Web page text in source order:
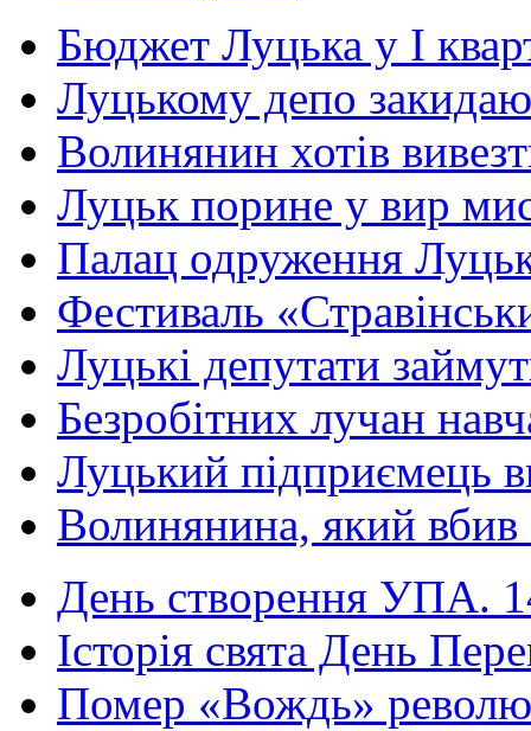
Бюджет Луцька у І
Луцькому депо
Волинянин хотів
Луцьк порине у вир
Палац одруження
Фестиваль
Луцькі депутати
Безробітних лучан
Луцький підприємець
Волинянина, який вбив
День створення УПА.
Історія свята День
Помер «Вождь»